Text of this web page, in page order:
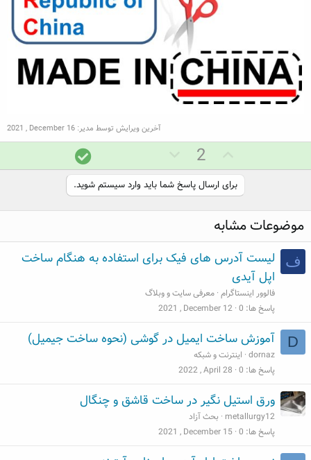
آخرین ویرایش توسط مدیر: 2021 , December 16
ا
ی
م
ث
ب
ت
2
ا
ی
م
ف
ی
پ
ا
س
خ
ر
س
برای ارسال پاسخ شما باید وارد سیستم شوید.
موضوعات مشابه
ف
لیست آدرس های فیک برای استفاده به هنگام ساخت
اپل آیدی
فالوور اینستاگرام معرفی سایت و وبلاگ
پاسخ ها 0
2021 , December 12
D آموزش ساخت ایمیل در گوشی (نحوه ساخت جیمیل)
dornaz اینترنت و شبکه
پاسخ ها 0
2022 , April 28
ورق استیل نگیر در ساخت قاشق و چنگال
metallurgy12 بحث آزاد
پاسخ ها 0
2021 , December 15